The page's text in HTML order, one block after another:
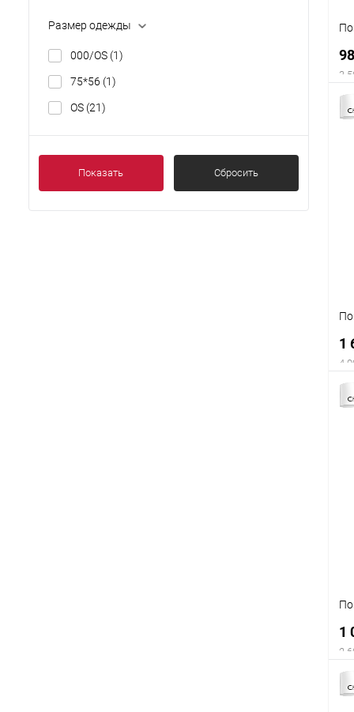
Размер одежды
000/OS (1)
75*56 (1)
OS (21)
Показать Сбросить
3
1
4
1
2